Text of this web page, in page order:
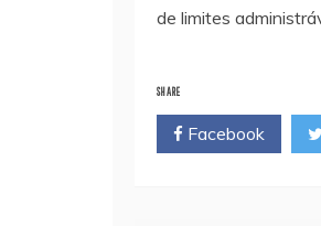
de limites
SHARE
Facebook